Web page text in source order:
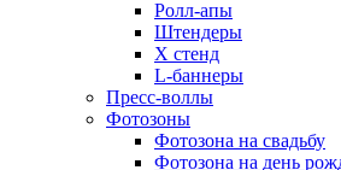
Ролл-апы
Штендеры
Х стенд
L-баннеры
Пресс-воллы
Фотозоны
Фотозона на свадьбу
Фотозона на день